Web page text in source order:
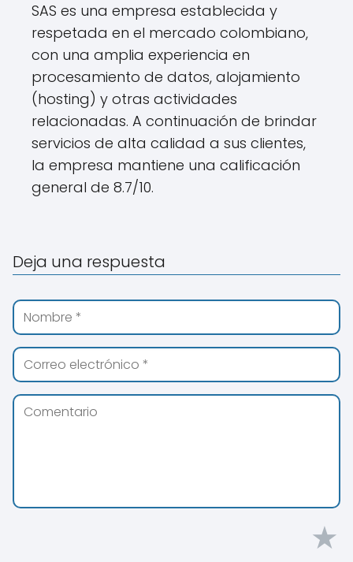
SAS es una empresa establecida y
respetada en el mercado colombiano,
con una amplia experiencia en
procesamiento de datos, alojamiento
(hosting) y otras actividades
relacionadas. A continuación de brindar
servicios de alta calidad a sus clientes,
la empresa mantiene una calificación
general de 8.7/10.
Deja una respuesta
★